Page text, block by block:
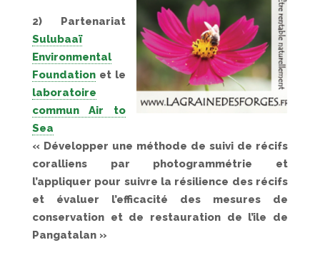
2) Partenariat
Sulubaaï
Environmental
Foundationet le
laboratoire
commun Air to
Sea
« Développer une méthode de suivi de récifs
coralliens par photogrammétrie et
l’appliquer pour suivre la résilience des récifs
et évaluer l’efficacité des mesures de
conservation et de restauration de l’ile de
Pangatalan »